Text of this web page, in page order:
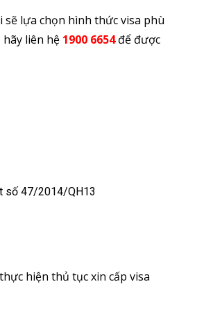
lựa chọn hình thức visa phù
hãy liên hệ 1900 6654 để được
số 47/2014/QH13
hiện thủ tục xin cấp visa